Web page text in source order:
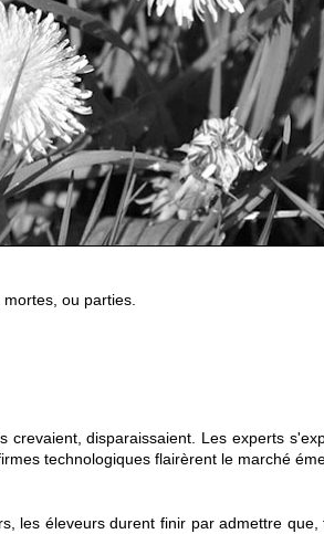
ou parties.
disparaissaient. Les experts
technologiques flairèrent le marché
les éleveurs durent finir par admettre